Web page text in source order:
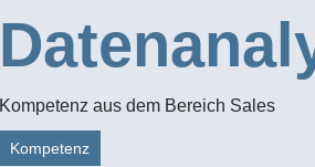
Kompetenz aus dem Bereich Sales
Kompetenz